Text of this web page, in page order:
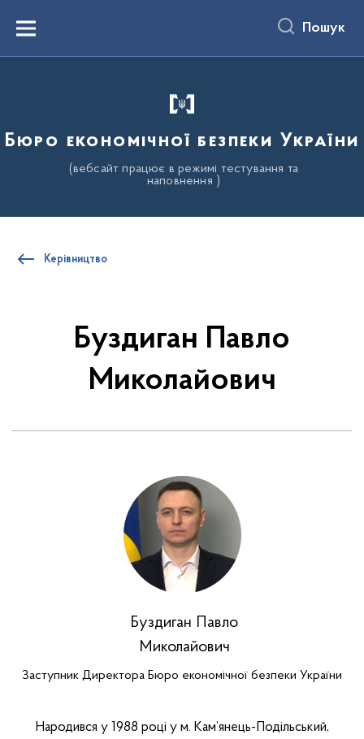
вмістуMenu Пошук
Бюро економічної безпеки України
(вебсайт працює в режимі тестування та
наповнення )
Керівництво
Буздиган Павло
Миколайович
Буздиган Павло
Миколайович
Заступник Директора Бюро економічної безпеки України
Народився у 1988 році у м. Кам’янець-Подільський,